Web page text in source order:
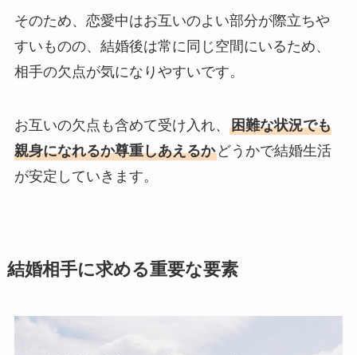
そのため、恋愛中はお互いのよい部分が際立ちや
すいものの、結婚後は常に同じ空間にいるため、
相手の欠点が気になりやすいです。
お互いの欠点も含めて受け入れ、 困難な状況でも
親身になれるか尊重しあえるかどうかで結婚生活
が安定していきます。
結婚相手に求める重要な要素